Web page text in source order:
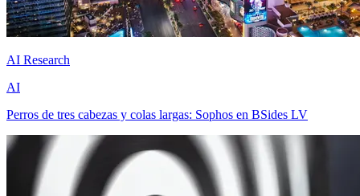
AI Research
AI
Perros de tres cabezas y colas largas: Sophos en BSides LV